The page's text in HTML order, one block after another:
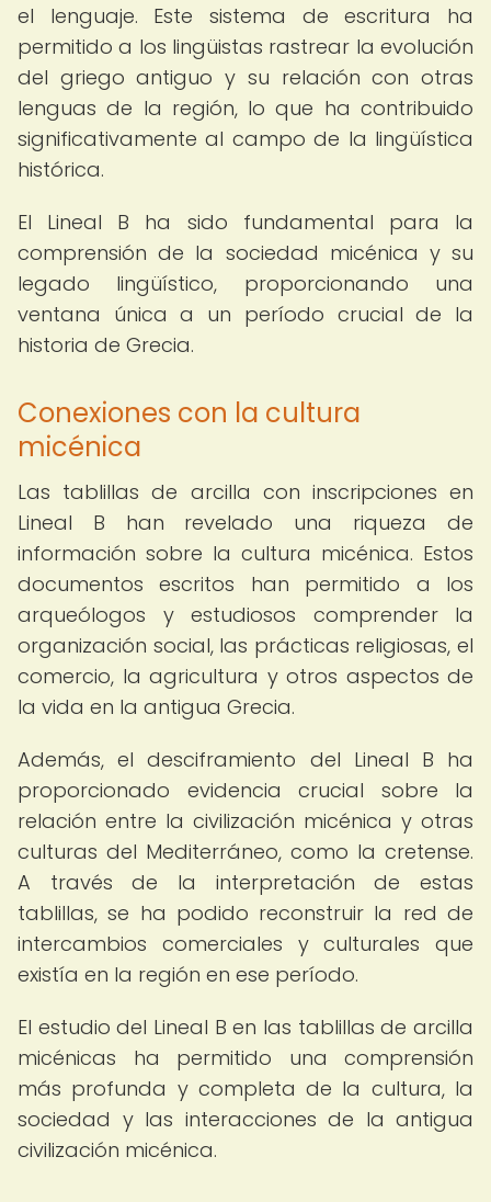
el lenguaje. Este sistema de escritura ha
permitido a los lingüistas rastrear la evolución
del griego antiguo y su relación con otras
lenguas de la región, lo que ha contribuido
significativamente al campo de la lingüística
histórica.
El Lineal B ha sido fundamental para la
comprensión de la sociedad micénica y su
legado lingüístico, proporcionando una
ventana única a un período crucial de la
historia de Grecia.
Conexiones con la cultura
micénica
Las tablillas de arcilla con inscripciones en
Lineal B han revelado una riqueza de
información sobre la cultura micénica. Estos
documentos escritos han permitido a los
arqueólogos y estudiosos comprender la
organización social, las prácticas religiosas, el
comercio, la agricultura y otros aspectos de
la vida en la antigua Grecia.
Además, el desciframiento del Lineal B ha
proporcionado evidencia crucial sobre la
relación entre la civilización micénica y otras
culturas del Mediterráneo, como la cretense.
A través de la interpretación de estas
tablillas, se ha podido reconstruir la red de
intercambios comerciales y culturales que
existía en la región en ese período.
El estudio del Lineal B en las tablillas de arcilla
micénicas ha permitido una comprensión
más profunda y completa de la cultura, la
sociedad y las interacciones de la antigua
civilización micénica.